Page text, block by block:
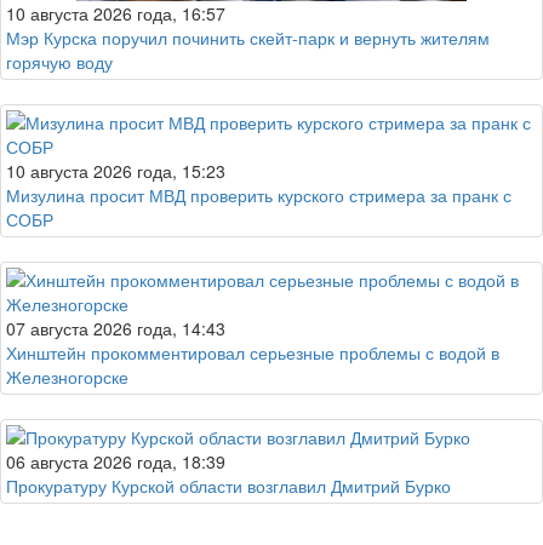
10 августа 2026 года, 16:57
Мэр Курска поручил починить скейт-парк и вернуть жителям
горячую воду
10 августа 2026 года, 15:23
Мизулина просит МВД проверить курского стримера за пранк с
СОБР
07 августа 2026 года, 14:43
Хинштейн прокомментировал серьезные проблемы с водой в
Железногорске
06 августа 2026 года, 18:39
Прокуратуру Курской области возглавил Дмитрий Бурко